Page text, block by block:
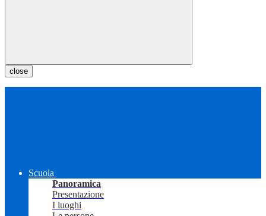
close
Scuola
Panoramica
Presentazione
I luoghi